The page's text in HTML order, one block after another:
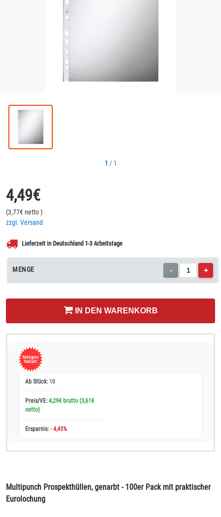
1 / 1
4,49€
(3,77€ netto)
zzgl. Versand
Lieferzeit in Deutschland 1-3 Arbeitstage
MENGE - +
IN DEN WARENKORB
10
4,29€ brutto (3,61€
netto)
- 4,45%
Multipunch Prospekthüllen, genarbt - 100er Pack mit praktischer
Eurolochung